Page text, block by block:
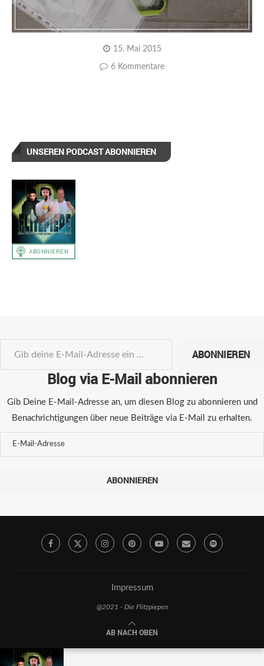
15. Mai 2015
6 Kommentare
UNSEREN PODCAST ABONNIEREN
ABONNIEREN
Blog via E-Mail abonnieren
Gib Deine E-Mail-Adresse an, um diesen Blog zu abonnieren und
Benachrichtigungen über neue Beiträge via E-Mail zu erhalten.
ABONNIEREN
Impressum
@2021 - Die Flitzpiepen
AB NACH OBEN